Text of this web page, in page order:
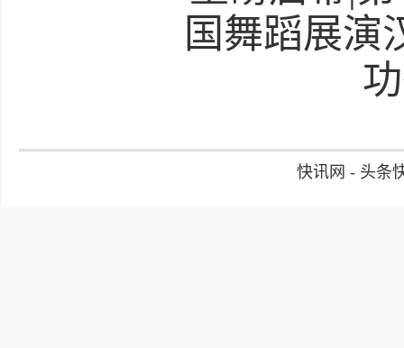
快讯网 - 头条